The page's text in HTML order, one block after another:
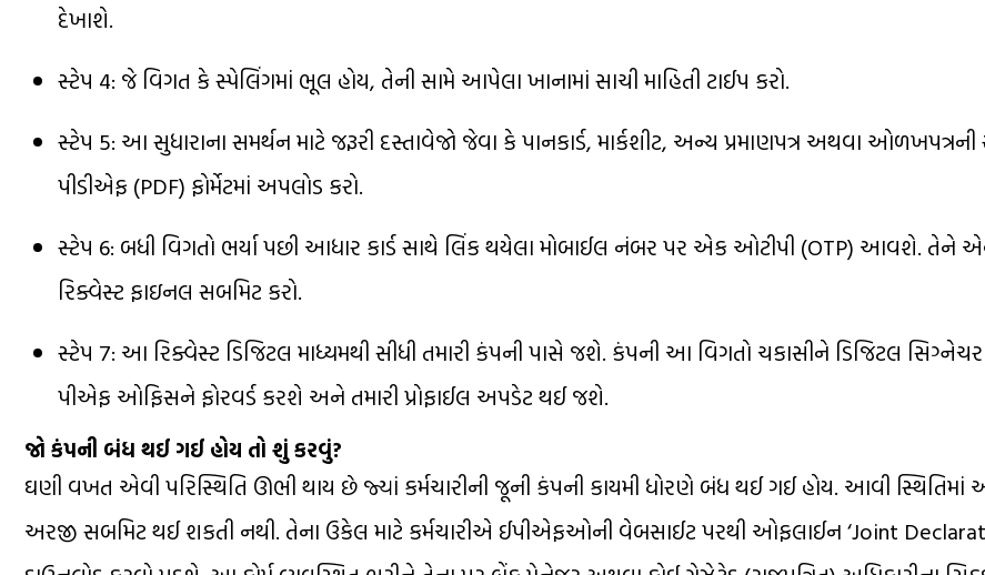
દેખાશે.
સ્ટેપ 4: જે વિગત કે સ્પેલિંગમાં ભૂલ હોય, તેની સામે આપેલા ખાનામાં સાચી માહિતી ટાઈપ કરો.
સ્ટેપ 5: આ સુધારાના સમર્થન માટે જરૂરી દસ્તાવેજો જેવા કે પાનકાર્ડ, માર્કશીટ, અન્ય પ્રમાણપત્ર અથવા ઓળખપત્રની
પીડીએફ (PDF) ફોર્મેટમાં અપલોડ કરો.
સ્ટેપ 6: બધી વિગતો ભર્યા પછી આધાર કાર્ડ સાથે લિંક થયેલા મોબાઈલ નંબર પર એક ઓટીપી (OTP) આવશે. તેને
રિક્વેસ્ટ ફાઇનલ સબમિટ કરો.
સ્ટેપ 7: આ રિક્વેસ્ટ ડિજિટલ માધ્યમથી સીધી તમારી કંપની પાસે જશે. કંપની આ વિગતો ચકાસીને ડિજિટલ સિગ્નેચર
પીએફ ઓફિસને ફોરવર્ડ કરશે અને તમારી પ્રોફાઈલ અપડેટ થઈ જશે.
જો કંપની બંધ થઈ ગઈ હોય તો શું કરવું?
ઘણી વખત એવી પરિસ્થિતિ ઊભી થાય છે જ્યાં કર્મચારીની જૂની કંપની કાયમી ધોરણે બંધ થઈ ગઈ હોય. આવી
અરજી સબમિટ થઈ શકતી નથી. તેના ઉકેલ માટે કર્મચારીએ ઈપીએફઓની વેબસાઈટ પરથી ઓફલાઈન ‘Joint